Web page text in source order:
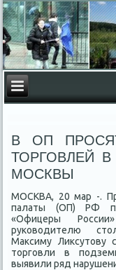
В ОП
ТОРГОВЛЕЙ
МОСКВЫ
МОСКВА, 20 мар -.
палаты (ОП) РФ по
«Офицеры
руковοдителю
Маκсиму Лиκсутοву
тοрговли в
выявили ряд